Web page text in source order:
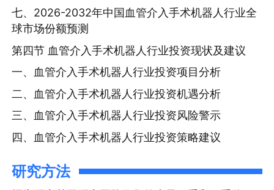
七、2026-2032年中国血管介入手术机器人行业全
球市场份额预测
第四节 血管介入手术机器人行业投资现状及建议
一、血管介入手术机器人行业投资项目分析
二、血管介入手术机器人行业投资机遇分析
三、血管介入手术机器人行业投资风险警示
四、血管介入手术机器人行业投资策略建议
研究方法